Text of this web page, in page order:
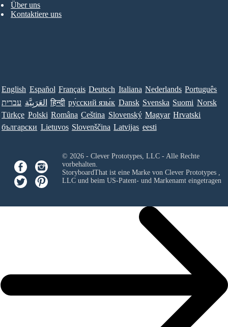
Über uns
Kontaktiere uns
English Español Français Deutsch Italiana Nederlands Português
עברית العَرَبِيَّة हिन्दी ру́сский язы́к Dansk Svenska Suomi Norsk
Türkçe Polski Româna Ceština Slovenský Magyar Hrvatski
български Lietuvos Slovenščina Latvijas eesti
© 2026 - Clever Prototypes, LLC - Alle Rechte
vorbehalten.
StoryboardThat ist eine Marke von Clever Prototypes ,
LLCund beim US-Patent- und Markenamt eingetragen